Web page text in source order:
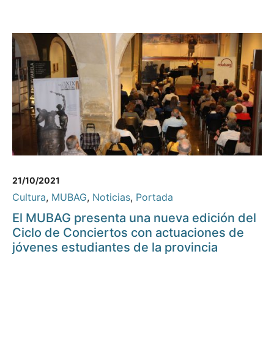
21/10/2021
Cultura, MUBAG, Noticias, Portada
El MUBAG presenta una nueva edición del
Ciclo de Conciertos con actuaciones de
jóvenes estudiantes de la provincia